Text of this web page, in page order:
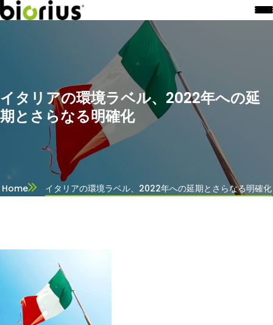
イタリアの環境ラベル、2022年への延
期とさらなる明確化
Home イタリアの環境ラベル、2022年への延期とさらなる明確化